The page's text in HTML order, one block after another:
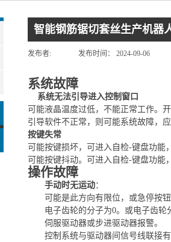
智能钢筋锯切套丝生产机器
发布者: 发布时间： 2024-09-06
系统故障
系统无法引导进入控制窗口
可能液晶温度过低，不能正常工作。
引导软件不正常，则可能系统故障，
按键失常
可能按键损坏，可进入自检-键盘功能
可能按键抖动。可进入自检-键盘功能
操作故障
手动时无运动：
可能是此方向有限位，或急停按
电子齿轮的分子为0。或电子齿轮
伺服驱动器或步进驱动器报警。
控制系统与驱动器间信号线联接